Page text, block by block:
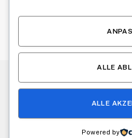
© 2026 Alle Rechte
Haftung für Inhalte
ALLE
ALLE
Powered by